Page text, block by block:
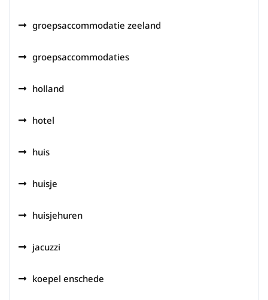
groepsaccommodatie zeeland
groepsaccommodaties
holland
hotel
huis
huisje
huisjehuren
jacuzzi
koepel enschede